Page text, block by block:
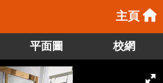
主頁
平面圖 校網